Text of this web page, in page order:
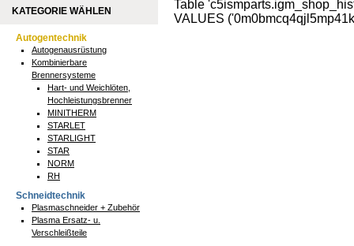
KATEGORIE WÄHLEN
Autogentechnik
Autogenausrüstung
Kombinierbare
Brennersysteme
Hart- und Weichlöten,
Hochleistungsbrenner
MINITHERM
STARLET
STARLIGHT
STAR
NORM
RH
Schneidtechnik
Plasmaschneider + Zubehör
Plasma Ersatz- u.
Verschleißteile
Table
VALUES